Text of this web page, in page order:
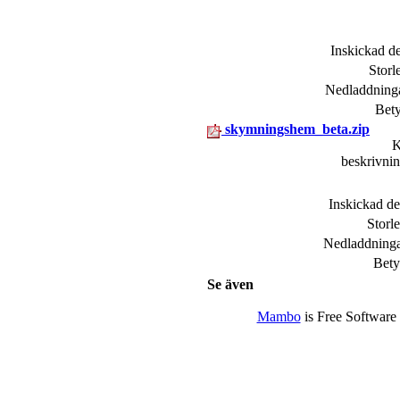
Inskickad
skymningshem_beta.zip
Inskickad
Se även
Mambois Free Software